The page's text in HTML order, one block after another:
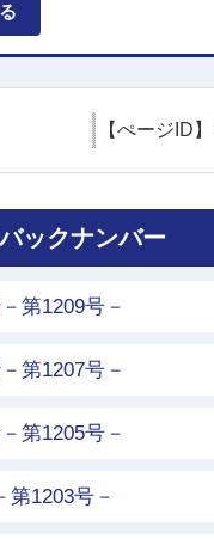
【ぺージID】
ックナンバー
第1209号－
第1207号－
第1205号－
第1203号－